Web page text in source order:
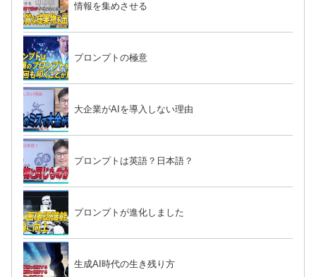
情報を集めさせる
プロンプトの極意
大企業がAIを導入しない理由
プロンプトは英語？日本語？
プロンプトが進化しました
生成AI時代の生き残り方